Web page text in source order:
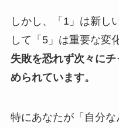
しかし、「1」は新し
して「5」は重要な変
失敗を恐れず次々に
められています。
特にあなたが「自分